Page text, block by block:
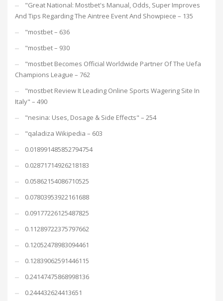
"Great National: Mostbet's Manual, Odds, Super Improves
And Tips Regarding The Aintree Event And Showpiece – 135
"mostbet – 636
"mostbet – 930
"mostbet Becomes Official Worldwide Partner Of The Uefa
Champions League – 762
"mostbet Review It Leading Online Sports Wagering Site In
Italy" – 490
"nesina: Uses, Dosage & Side Effects" – 254
"qaladiza Wikipedia – 603
0.018991485852794754
0.02871714926218183
0.05862154086710525
0.07803953922161688
0.09177226125487825
0.11289722375797662
0.12052478983094461
0.12839062591446115
0.24147475868998136
0.244432624413651